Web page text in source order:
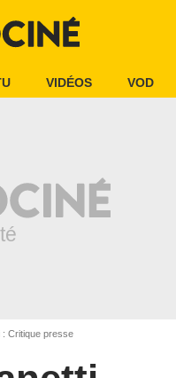
VIDÉOS VOD
: Critique presse